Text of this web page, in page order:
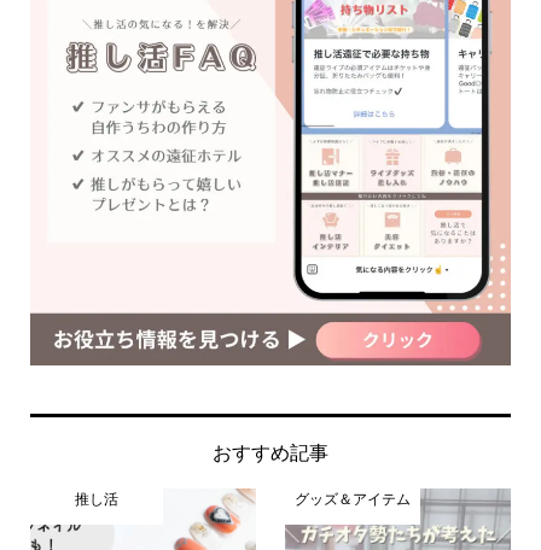
おすすめ記事
推し活 グッズ＆アイテム